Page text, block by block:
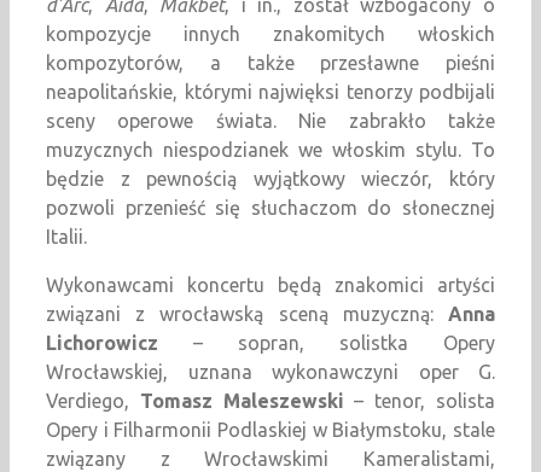
d’Arc, Aida, Makbet, i in., został wzbogacony o
kompozycje innych znakomitych włoskich
kompozytorów, a także przesławne pieśni
neapolitańskie, którymi najwięksi tenorzy podbijali
sceny operowe świata. Nie zabrakło także
muzycznych niespodzianek we włoskim stylu. To
będzie z pewnością wyjątkowy wieczór, który
pozwoli przenieść się słuchaczom do słonecznej
Italii.
Wykonawcami koncertu będą znakomici artyści
związani z wrocławską sceną muzyczną: Anna
Lichorowicz – sopran, solistka Opery
Wrocławskiej, uznana wykonawczyni oper G.
Verdiego, Tomasz Maleszewski – tenor, solista
Opery i Filharmonii Podlaskiej w Białymstoku, stale
związany z Wrocławskimi Kameralistami,